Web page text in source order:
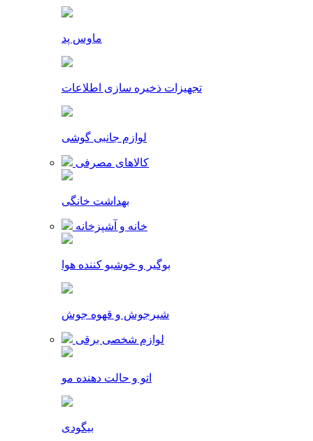
ماوس پد
تجهیزات ذخیره سازی اطلاعات
لوازم جانبی گوشی
کالاهای مصرفی
بهداشت خانگی
خانه و آشپزخانه
بوگیر و خوشبو کننده هوا
شیرجوش و قهوه جوش
لوازم شخصی برقی
اتو و حالت دهنده مو
بیگودی